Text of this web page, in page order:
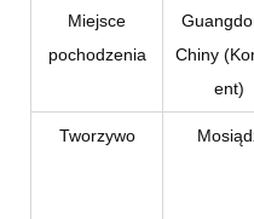
Miejsce
pochodzenia
Chiny
ent)
Tworzywo